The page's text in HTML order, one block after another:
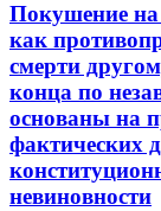
Покушение на
как
смерти
конца по
основаны на
фактических
невиновности